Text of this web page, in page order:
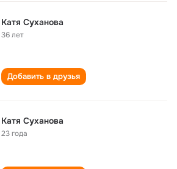
Катя Суханова
36 лет
Добавить в друзья
Катя Суханова
23 года